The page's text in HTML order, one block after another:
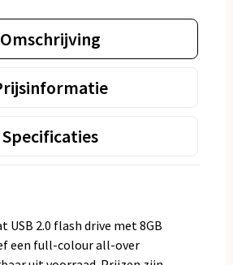
Omschrijving
Specificaties
2.0 flash drive met 8GB
een full-colour all-over